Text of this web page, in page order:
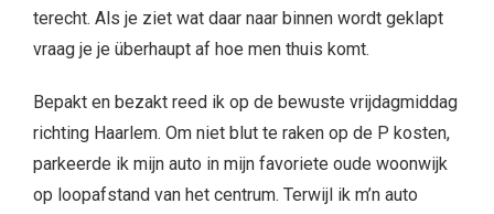
terecht. Als je ziet wat daar naar binnen wordt geklapt
vraag je je überhaupt af hoe men thuis komt.
Bepakt en bezakt reed ik op de bewuste vrijdagmiddag
richting Haarlem. Om niet blut te raken op de P kosten,
parkeerde ik mijn auto in mijn favoriete oude woonwijk
op loopafstand van het centrum. Terwijl ik m’n auto